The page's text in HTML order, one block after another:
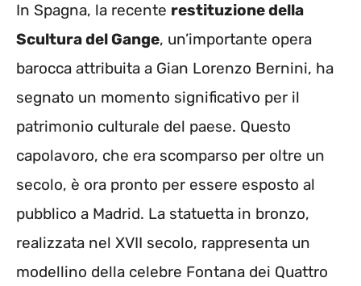
In Spagna, la recente restituzione della
Scultura del Gange, un’importante opera
barocca attribuita a Gian Lorenzo Bernini, ha
segnato un momento significativo per il
patrimonio culturale del paese. Questo
capolavoro, che era scomparso per oltre un
secolo, è ora pronto per essere esposto al
pubblico a Madrid. La statuetta in bronzo,
realizzata nel XVII secolo, rappresenta un
modellino della celebre Fontana dei Quattro